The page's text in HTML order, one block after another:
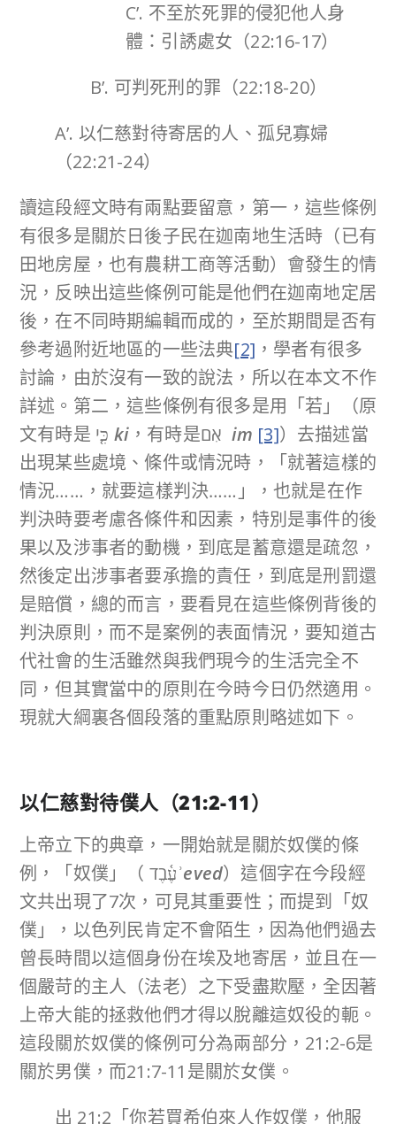
C’. 不至於死罪的侵犯他人身
體：引誘處女（22:16-17）
B’. 可判死刑的罪（22:18-20）
A’. 以仁慈對待寄居的人、孤兒寡婦
（22:21-24）
讀這段經文時有兩點要留意，第一，這些條例
有很多是關於日後子民在迦南地生活時（已有
田地房屋，也有農耕工商等活動）會發生的情
況，反映出這些條例可能是他們在迦南地定居
後，在不同時期編輯而成的，至於期間是否有
參考過附近地區的一些法典[2] ，學者有很多
討論，由於沒有一致的說法，所以在本文不作
詳述。第二，這些條例有很多是用「若」（原
ki im [3]）去描述當
出現某些處境、條件或情況時，「就著這樣的
情況……，就要這樣判決……」，也就是在作
判決時要考慮各條件和因素，特別是事件的後
果以及涉事者的動機，到底是蓄意還是疏忽，
然後定出涉事者要承擔的責任，到底是刑罰還
是賠償，總的而言，要看見在這些條例背後的
判決原則，而不是案例的表面情況，要知道古
代社會的生活雖然與我們現今的生活完全不
同，但其實當中的原則在今時今日仍然適用。
現就大綱裏各個段落的重點原則略述如下。
以仁慈對待僕人（21:2-11）
上帝立下的典章，一開始就是關於奴僕的條
例，「奴僕」（ עֶ֫בֶדʾeved）這個字在今段經
文共出現了7次，可見其重要性；而提到「奴
僕」，以色列民肯定不會陌生，因為他們過去
曾長時間以這個身份在埃及地寄居，並且在一
個嚴苛的主人（法老）之下受盡欺壓，全因著
上帝大能的拯救他們才得以脫離這奴役的軛。
這段關於奴僕的條例可分為兩部分，21:2-6是
關於男僕，而21:7-11是關於女僕。
出 21:2「你若買希伯來人作奴僕，他服